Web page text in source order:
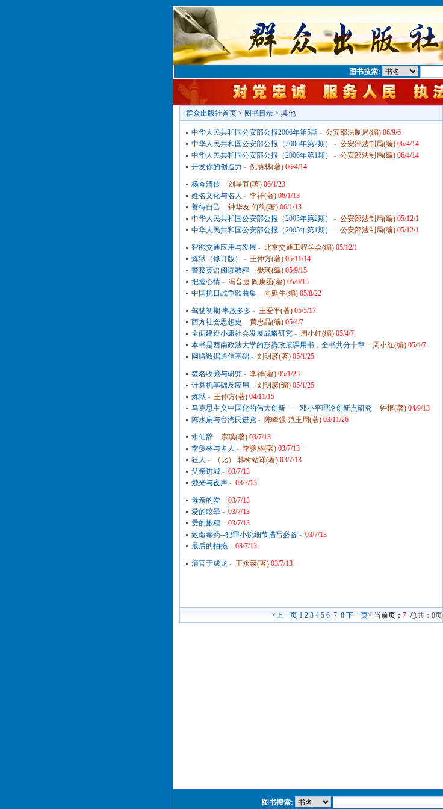
图书搜索:
群众出版社首页 > 图书目录 > 其他
中华人民共和国公安部公报2006年第5期 - 公安部法制局(编) 06/9/6
中华人民共和国公安部公报（2006年第2期）
- 公安部法制局(编) 06/4/14
中华人民共和国公安部公报（2006年第1期）
- 公安部法制局(编) 06/4/14
开发你的创造力 - 倪荫林(著) 06/4/14
杨奇清传 - 刘星宜(著) 06/1/23
姓名文化与名人 - 李祥(著) 06/1/13
善待自己 - 钟华友 何绚(著) 06/1/13
中华人民共和国公安部公报（2005年第2期）
- 公安部法制局(编) 05/12/1
中华人民共和国公安部公报（2005年第1期）
- 公安部法制局(编) 05/12/1
智能交通应用与发展 - 北京交通工程学会(编) 05/12/1
炼狱（修订版）
- 王仲方(著) 05/11/14
警察英语阅读教程 - 樊瑛(编) 05/9/15
把握心情 - 冯音捷 阎庚函(著) 05/9/15
中国抗日战争歌曲集 - 向延生(编) 05/8/22
驾驶初期 事故多多 - 王爱平(著) 05/5/17
西方社会思想史 - 黄忠晶(编) 05/4/7
全面建设小康社会发展战略研究 - 周小红(编) 05/4/7
本书是西南政法大学的形势政策课用书，全书共分十章 - 周小红(编) 05/4/7
网络数据通信基础 - 刘明彦(著) 05/1/25
签名收藏与研究 - 李祥(著) 05/1/25
计算机基础及应用 - 刘明彦(编) 05/1/25
炼狱 - 王仲方(著) 04/11/15
马克思主义中国化的伟大创新——邓小平理论创新点研究 - 钟枢(著) 04/9/13
陈水扁与台湾民进党 - 陈峰强 范玉周(著) 03/11/26
水仙辞 - 宗璞(著) 03/7/13
季羡林与名人 - 季羡林(著) 03/7/13
狂人 - （比） 韩树站译(著) 03/7/13
父亲进城 - 03/7/13
烛光与夜声 - 03/7/13
母亲的爱 - 03/7/13
爱的眩晕 - 03/7/13
爱的旅程 - 03/7/13
致命毒药--犯罪小说细节描写必备 - 03/7/13
最后的拍拖 - 03/7/13
清官于成龙 - 王永泰(著) 03/7/13
<上一页 1 2 3 4 5 6 7 8 下一页> 当前页： 7 总共：8页
图书搜索: